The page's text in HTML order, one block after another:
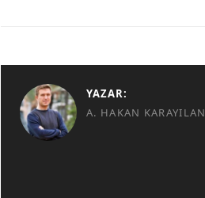
YAZAR:
A. HAKAN KARAYILAN